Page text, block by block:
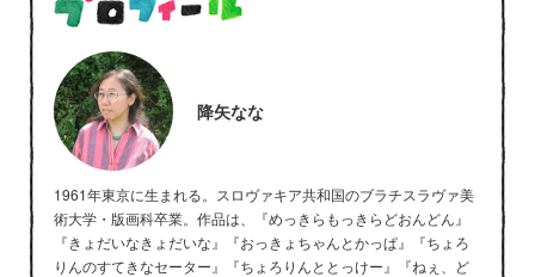
降矢なな
1961年東京に生まれる。スロヴァキア共和国のブラチスラヴァ美
術大学・版画科卒業。作品は、『めっきらもっきらどおんどん』
『きょだいなきょだいな』『おっきょちゃんとかっぱ』『ちょろ
りんのすてきなセーター』『ちょろりんととっけー』『ねぇ、ど